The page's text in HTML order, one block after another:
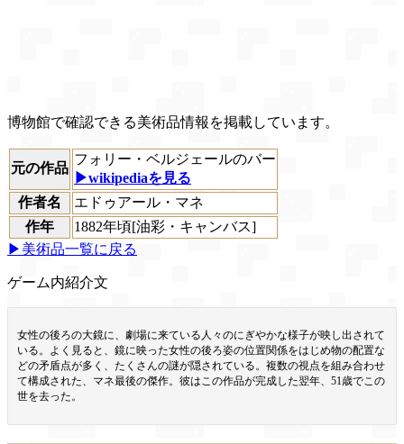
博物館で確認できる美術品情報を掲載しています。
元の作品
フォリー・ベルジェールのバー
▶wikipediaを見る
作者名
エドゥアール・マネ
作年
1882年頃[油彩・キャンバス]
▶美術品一覧に戻る
ゲーム内紹介文
女性の後ろの大鏡に、劇場に来ている人々のにぎやかな様子が映し出されて
いる。よく見ると、鏡に映った女性の後ろ姿の位置関係をはじめ物の配置な
どの矛盾点が多く、たくさんの謎が隠されている。複数の視点を組み合わせ
て構成された、マネ最後の傑作。彼はこの作品が完成した翌年、51歳でこの
世を去った。